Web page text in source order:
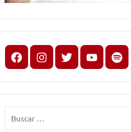
FacebookInstagram
X youtubespotify